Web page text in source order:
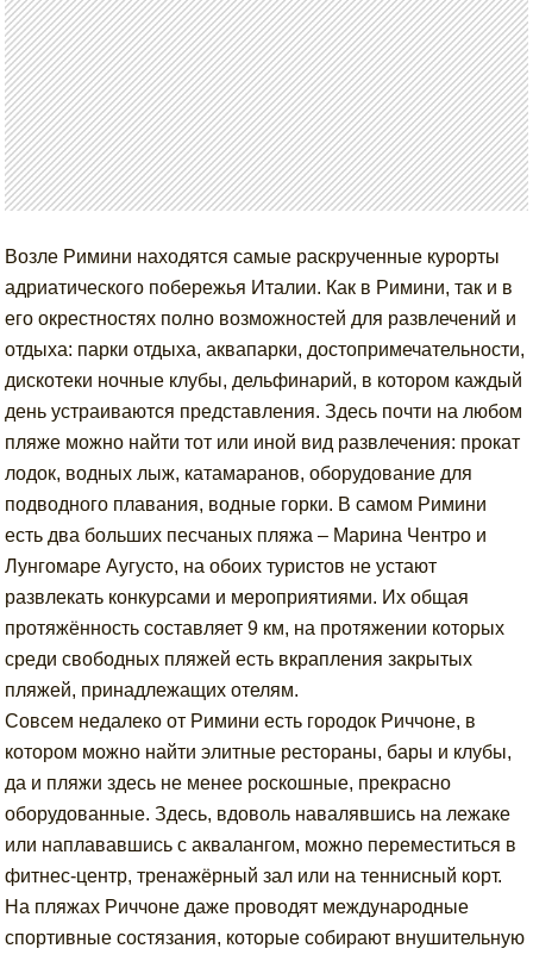
Возле Римини находятся самые раскрученные курорты
адриатического побережья Италии. Как в Римини, так и в
его окрестностях полно возможностей для развлечений и
отдыха: парки отдыха, аквапарки, достопримечательности,
дискотеки ночные клубы, дельфинарий, в котором каждый
день устраиваются представления. Здесь почти на любом
пляже можно найти тот или иной вид развлечения: прокат
лодок, водных лыж, катамаранов, оборудование для
подводного плавания, водные горки. В самом Римини
есть два больших песчаных пляжа – Марина Чентро и
Лунгомаре Аугусто, на обоих туристов не устают
развлекать конкурсами и мероприятиями. Их общая
протяжённость составляет 9 км, на протяжении которых
среди свободных пляжей есть вкрапления закрытых
пляжей, принадлежащих отелям.
Совсем недалеко от Римини есть городок Риччоне, в
котором можно найти элитные рестораны, бары и клубы,
да и пляжи здесь не менее роскошные, прекрасно
оборудованные. Здесь, вдоволь навалявшись на лежаке
или наплававшись с аквалангом, можно переместиться в
фитнес-центр, тренажёрный зал или на теннисный корт.
На пляжах Риччоне даже проводят международные
спортивные состязания, которые собирают внушительную